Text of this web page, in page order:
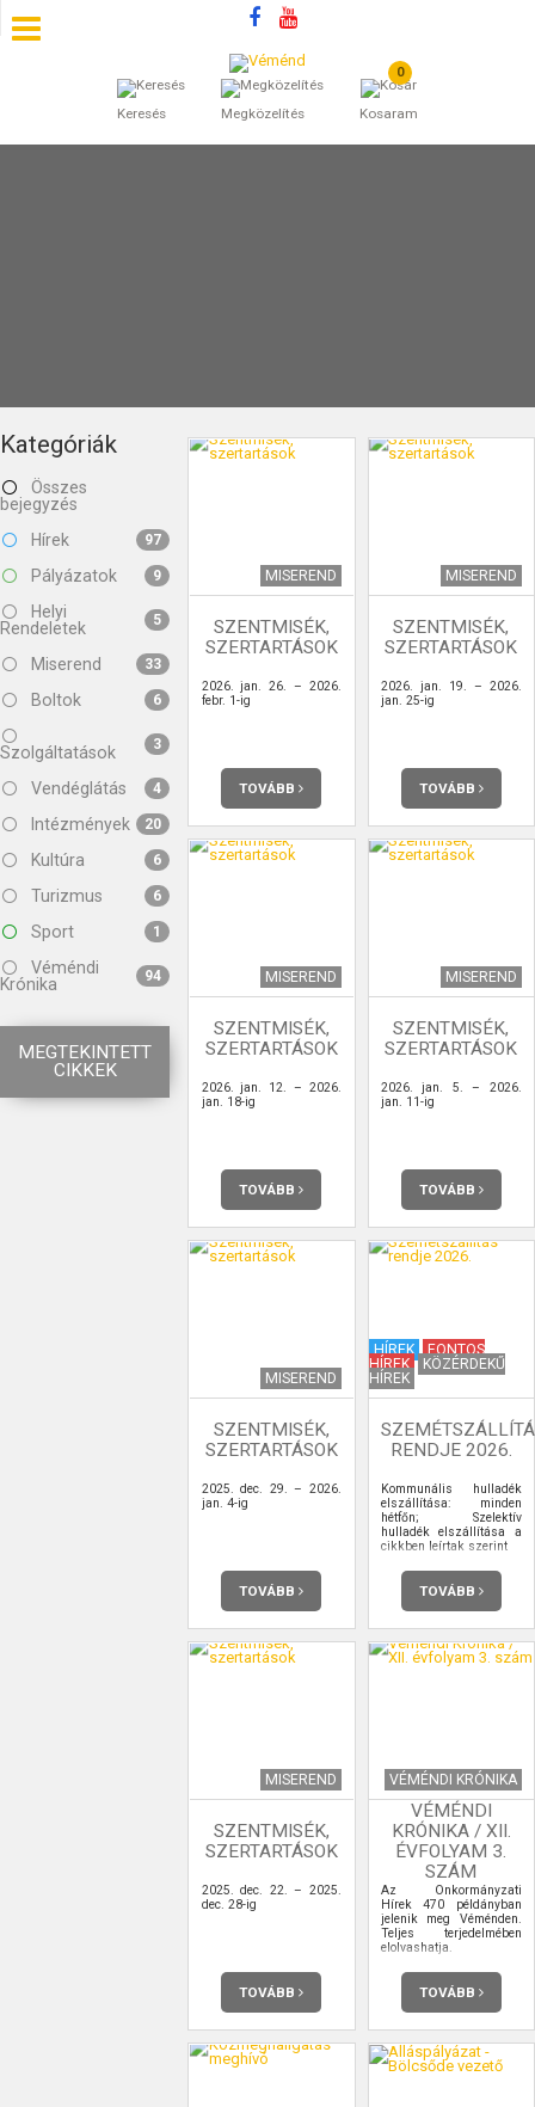
Keresés Megközelítés
0
Kosaram
SZÁLLÁSOK
BEJEGYZÉSEK
Kategóriák
Összes
bejegyzés
Hírek
97
Pályázatok 9
Helyi
Rendeletek
5
Miserend 33
Boltok 6
Szolgáltatások 3
Vendéglátás 4
Intézmények 20
Kultúra 6
Turizmus 6
Sport 1
Véméndi
Krónika
94
MEGTEKINTETT
CIKKEK
MISEREND
SZENTMISÉK,
SZERTARTÁSOK
2026. jan. 26. – 2026.
febr. 1-ig
TOVÁBB
MISEREND
SZENTMISÉK,
SZERTARTÁSOK
2026. jan. 19. – 2026.
jan. 25-ig
TOVÁBB
MISEREND
SZENTMISÉK,
SZERTARTÁSOK
2026. jan. 12. – 2026.
jan. 18-ig
TOVÁBB
MISEREND
SZENTMISÉK,
SZERTARTÁSOK
2026. jan. 5. – 2026.
jan. 11-ig
TOVÁBB
MISEREND
SZENTMISÉK,
SZERTARTÁSOK
2025. dec. 29. – 2026.
jan. 4-ig
TOVÁBB
HÍREK
FONTOS
HÍREK
KÖZÉRDEKŰ
HÍREK
RENDJE 2026.
Kommunális hulladék
elszállítása: minden
hétfőn; Szelektív
hulladék elszállítása a
cikkben leírtak szerint
TOVÁBB
MISEREND
SZENTMISÉK,
SZERTARTÁSOK
2025. dec. 22. – 2025.
dec. 28-ig
TOVÁBB
VÉMÉNDI KRÓNIKA
VÉMÉNDI
KRÓNIKA / XII.
ÉVFOLYAM 3.
SZÁM
Az Önkormányzati
Hírek 470 példányban
jelenik meg Véménden.
Teljes terjedelmében
elolvashatja.
TOVÁBB